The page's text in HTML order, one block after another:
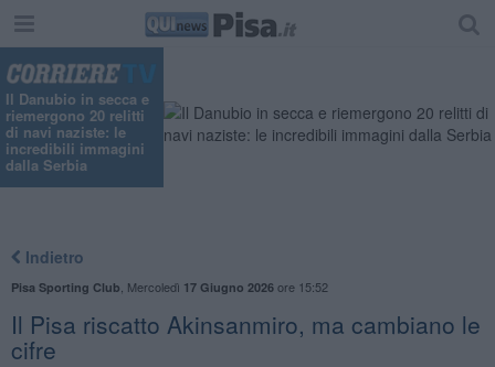
Il Danubio in secca e
riemergono 20 relitti
di navi naziste: le
incredibili immagini
dalla Serbia
Indietro
Pisa Sporting Club Mercoledì 17 Giugno 2026ore 15:52
Il Pisa riscatto Akinsanmiro, ma cambiano le
cifre